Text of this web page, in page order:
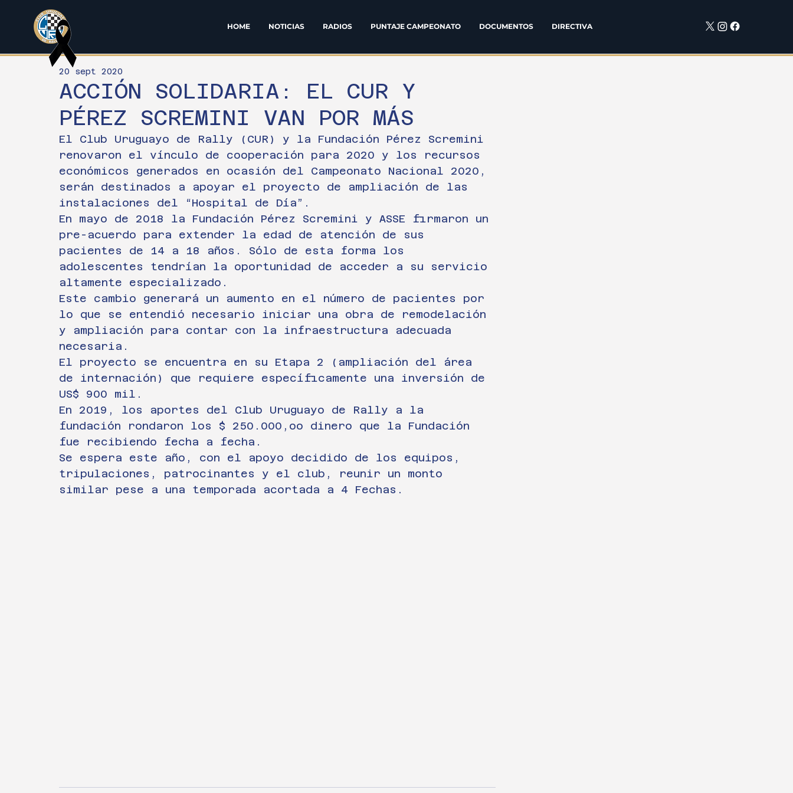
HOME NOTICIAS RADIOS PUNTAJE CAMPEONATO DOCUMENTOS DIRECTIVA
ACCIÓN SOLIDARIA: EL CUR Y
PÉREZ SCREMINI VAN POR MÁS
20 sept 2020
El Club Uruguayo de Rally (CUR) y la Fundación Pérez Scremini
renovaron el vínculo de cooperación para 2020 y los recursos
económicos generados en ocasión del Campeonato Nacional 2020,
serán destinados a apoyar el proyecto de ampliación de las
instalaciones del “Hospital de Día”.
En mayo de 2018 la Fundación Pérez Scremini y ASSE firmaron un
pre-acuerdo para extender la edad de atención de sus
pacientes de 14 a 18 años. Sólo de esta forma los
adolescentes tendrían la oportunidad de acceder a su servicio
altamente especializado.
Este cambio generará un aumento en el número de pacientes por
lo que se entendió necesario iniciar una obra de remodelación
y ampliación para contar con la infraestructura adecuada
necesaria.
El proyecto se encuentra en su Etapa 2 (ampliación del área
de internación) que requiere específicamente una inversión de
US$ 900 mil.
En 2019, los aportes del Club Uruguayo de Rally a la
fundación rondaron los $ 250.000,oo dinero que la Fundación
fue recibiendo fecha a fecha.
Se espera este año, con el apoyo decidido de los equipos,
tripulaciones, patrocinantes y el club, reunir un monto
similar pese a una temporada acortada a 4 Fechas.